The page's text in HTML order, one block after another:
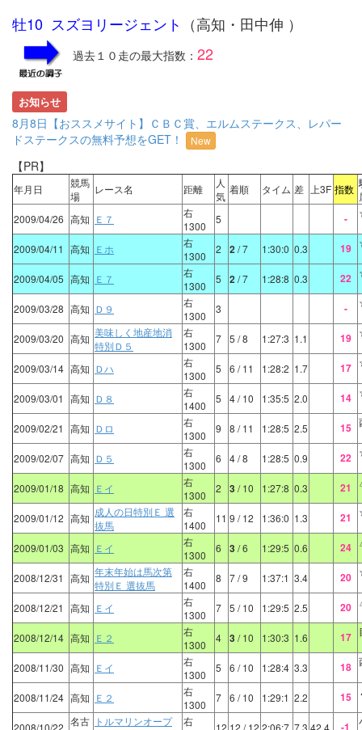
牡10 スズヨリージェント （高知・田中伸 ）
過去１０走の最大指数： 22
お知らせ
8月8日【おススメサイト】ＣＢＣ賞、エルムステークス、レパー
ドステークスの無料予想をGET！
New
【PR】
年月日
競馬
場
レース名 距離
人
気
着順 タイム 差 上3F 指数
2009/04/26 高知 Ｅ７
右
1300
5 -
2009/04/11 高知 Ｅホ
右
1300
2 2/ 7 1:30:0 0.3 19
2009/04/05 高知 Ｅ７
右
1300
5 2/ 7 1:28:8 0.3 22
2009/03/28 高知 Ｄ９
右
1300
3 -
2009/03/20 高知 美味しく地産地消
特別Ｄ５
右
1300
7 5 / 8 1:27:3 1.1 19
2009/03/14 高知 Ｄハ
右
1300
5 6 / 11 1:28:2 1.7 17
2009/03/01 高知 Ｄ８
右
1400
5 4/ 10 1:35:5 2.0 14
2009/02/21 高知 Ｄロ
右
1300
9 8 / 11 1:28:5 2.5 15
2009/02/07 高知 Ｄ５
右
1300
6 4/ 8 1:28:5 0.9 22
2009/01/18 高知 Ｅイ
右
1300
2 3/ 10 1:27:8 0.3 21
2009/01/12 高知 成人の日特別Ｅ 選
抜馬
右
1400
11 9 / 12 1:36:0 1.3 21
2009/01/03 高知 Ｅイ
右
1300
6 3/ 6 1:29:5 0.6 24
2008/12/31 高知 年末年始は馬次第
特別Ｅ 選抜馬
右
1400
8 7/ 9 1:37:1 3.4 20
2008/12/21 高知 Ｅイ
右
1300
7 5 / 10 1:29:5 2.5 20
2008/12/14 高知 Ｅ２
右
1300
4 3/ 10 1:30:3 1.6 17
2008/11/30 高知 Ｅイ
右
1300
5 6 / 10 1:28:4 3.3 18
2008/11/24 高知 Ｅ２
右
1300
7 6 / 10 1:29:1 2.2 15
名古 トルマリンオープ
右
-1